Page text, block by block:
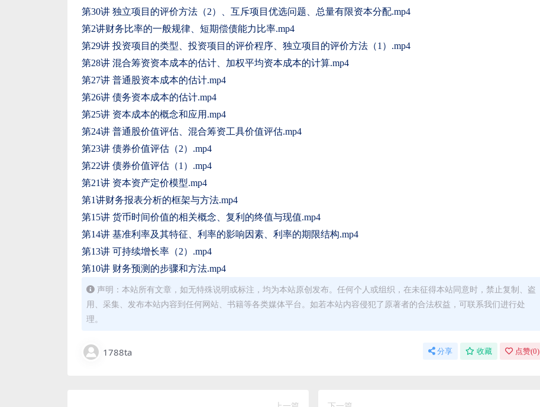
第30讲 独立项目的评价方法（2）、互斥项目优选问题、总量有限资本分配.mp4
第2讲财务比率的一般规律、短期偿债能力比率.mp4
第29讲 投资项目的类型、投资项目的评价程序、独立项目的评价方法（1）.mp4
第28讲 混合筹资资本成本的估计、加权平均资本成本的计算.mp4
第27讲 普通股资本成本的估计.mp4
第26讲 债务资本成本的估计.mp4
第25讲 资本成本的概念和应用.mp4
第24讲 普通股价值评估、混合筹资工具价值评估.mp4
第23讲 债券价值评估（2）.mp4
第22讲 债券价值评估（1）.mp4
第21讲 资本资产定价模型.mp4
第1讲财务报表分析的框架与方法.mp4
第15讲 货币时间价值的相关概念、复利的终值与现值.mp4
第14讲 基准利率及其特征、利率的影响因素、利率的期限结构.mp4
第13讲 可持续增长率（2）.mp4
第10讲 财务预测的步骤和方法.mp4
声明：本站所有文章，如无特殊说明或标注，均为本站原创发布。任何个人或组织，在未征得本站同意时，禁止复制、盗
用、采集、发布本站内容到任何网站、书籍等各类媒体平台。如若本站内容侵犯了原著者的合法权益，可联系我们进行处
理。
1788ta 分享 收藏 点赞(0)